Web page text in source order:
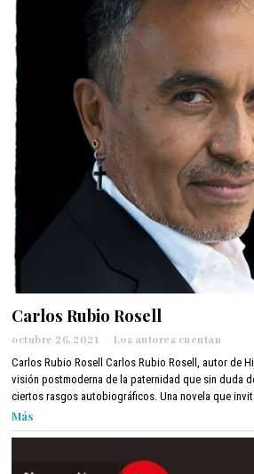
3
0
2
2
Carlos Rubio Rosell
octubre 26, 2021
c
u
b
e
Los autores cuentan
Carlos Rubio Rosell Carlos Rubio Rosell, autor de
visión postmoderna de la paternidad que sin duda
ciertos rasgos autobiográficos. Una novela que
Más